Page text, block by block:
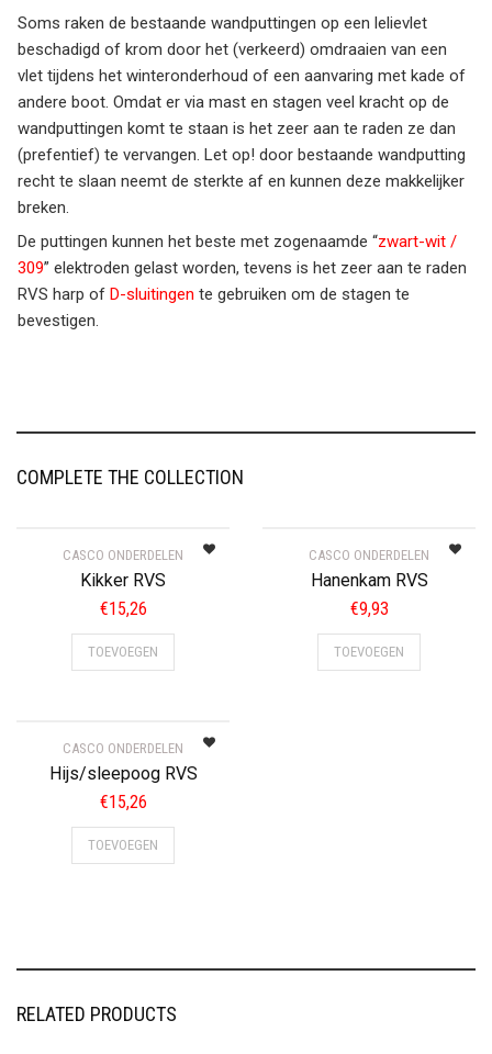
Soms raken de bestaande wandputtingen op een lelievlet
beschadigd of krom door het (verkeerd) omdraaien van een
vlet tijdens het winteronderhoud of een aanvaring met kade of
andere boot. Omdat er via mast en stagen veel kracht op de
wandputtingen komt te staan is het zeer aan te raden ze dan
(prefentief) te vervangen. Let op! door bestaande wandputting
recht te slaan neemt de sterkte af en kunnen deze makkelijker
breken.
De puttingen kunnen het beste met zogenaamde “zwart-wit /
309” elektroden gelast worden, tevens is het zeer aan te raden
RVS harp of D-sluitingen te gebruiken om de stagen te
bevestigen.
COMPLETE THE COLLECTION
CASCO ONDERDELEN
Kikker RVS
€15,26
TOEVOEGEN
CASCO ONDERDELEN
Hanenkam RVS
€9,93
TOEVOEGEN
CASCO ONDERDELEN
Hijs/sleepoog RVS
€15,26
TOEVOEGEN
RELATED PRODUCTS